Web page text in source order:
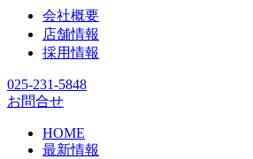
会社概要
店舗情報
採用情報
025-231-5848
お問合せ
HOME
最新情報